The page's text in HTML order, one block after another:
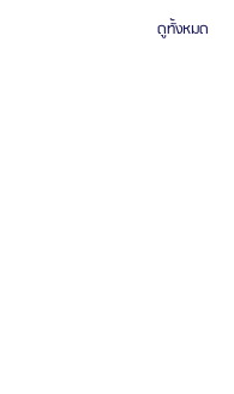
ดูทั้งหมด